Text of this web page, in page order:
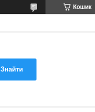
Кошик
Знайти